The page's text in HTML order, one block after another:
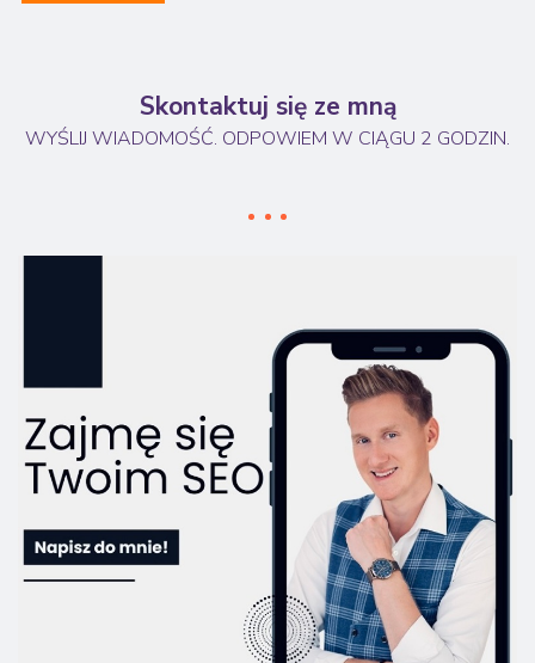
Skontaktuj się ze mną
WYŚLIJ WIADOMOŚĆ. ODPOWIEM W CIĄGU 2 GODZIN.